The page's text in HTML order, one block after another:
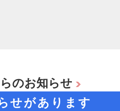
のお知らせ
せがあります